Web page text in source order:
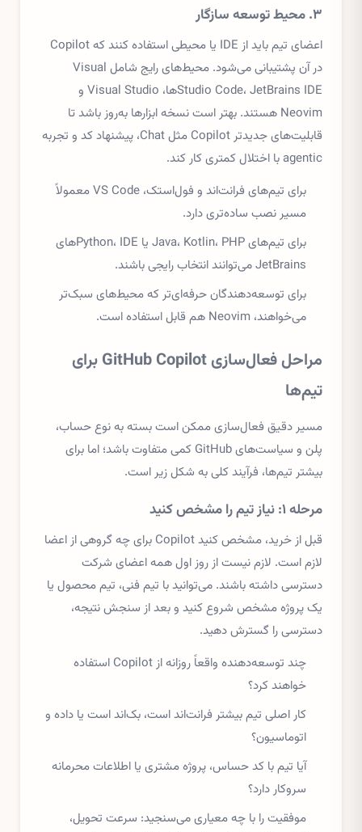
۳. محیط توسعه سازگار
اعضای تیم باید از IDE یا محیطی استفاده کنند که Copilot
در آن پشتیبانی می‌شود. محیط‌های رایج شامل Visual
Studio Code، JetBrains IDEها، Visual Studio و
Neovim هستند. بهتر است نسخه ابزارها به‌روز باشد تا
قابلیت‌های جدیدتر Copilot مثل Chat، پیشنهاد کد و تجربه
agentic با اختلال کمتری کار کند.
برای تیم‌های فرانت‌اند و فول‌استک، VS Code معمولاً
مسیر نصب ساده‌تری دارد.
برای تیم‌های Java، Kotlin، PHP یا Python، IDEهای
JetBrains می‌توانند انتخاب رایجی باشند.
برای توسعه‌دهندگان حرفه‌ای‌تر که محیط‌های سبک‌تر
می‌خواهند، Neovim هم قابل استفاده است.
مراحل فعال‌سازی GitHub Copilot برای
تیم‌ها
مسیر دقیق فعال‌سازی ممکن است بسته به نوع حساب،
پلن و سیاست‌های GitHub کمی متفاوت باشد؛ اما برای
بیشتر تیم‌ها، فرآیند کلی به شکل زیر است.
مرحله ۱: نیاز تیم را مشخص کنید
قبل از خرید، مشخص کنید Copilot برای چه گروهی از اعضا
لازم است. لازم نیست از روز اول همه اعضای شرکت
دسترسی داشته باشند. می‌توانید با تیم فنی، تیم محصول یا
یک پروژه مشخص شروع کنید و بعد از سنجش نتیجه،
دسترسی را گسترش دهید.
چند توسعه‌دهنده واقعاً روزانه از Copilot استفاده
خواهند کرد؟
کار اصلی تیم بیشتر فرانت‌اند است، بک‌اند است یا داده و
اتوماسیون؟
آیا تیم با کد حساس، پروژه مشتری یا اطلاعات محرمانه
سروکار دارد؟
موفقیت را با چه معیاری می‌سنجید: سرعت تحویل،